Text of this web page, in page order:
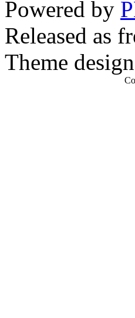
Powered by
Released as
Theme